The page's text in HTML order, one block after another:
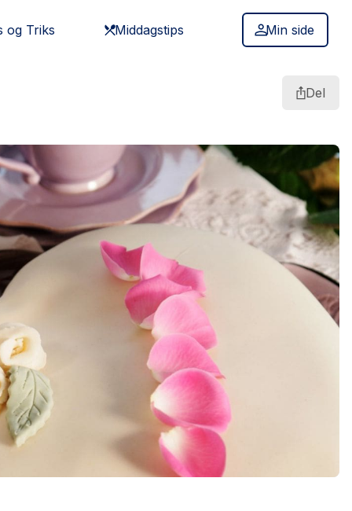
og Triks Middagstips Min side
Del